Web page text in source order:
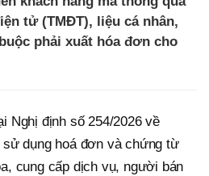
tử (TMĐT), liệu cá nhân,
phải xuất hóa đơn cho
Nghị định số 254/2026 về
dụng hoá đơn và chứng từ
cung cấp dịch vụ, người bán